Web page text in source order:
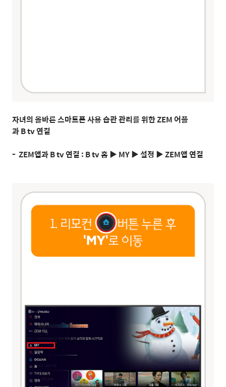
자녀의 올바른 스마트폰 사용 습관 관리를 위한 ZEM 어플
과 B tv 연결
- ZEM앱과 B tv 연결 : B tv 홈 ▶ MY ▶ 설정 ▶ ZEM앱 연결